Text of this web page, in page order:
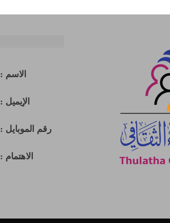
الاسم :
الإيميل :
رقم الموبايل :
الاهتمام :